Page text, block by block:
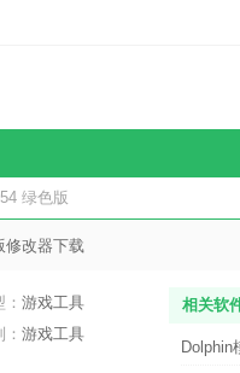
绿色版
修改器下载
：游戏工具
：游戏工具
相关软
Dolphin